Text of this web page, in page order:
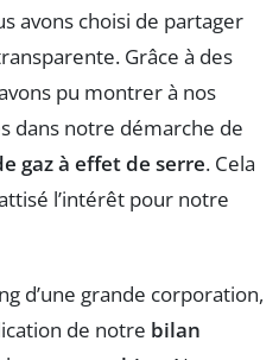
avons choisi de partager
Grâce à des
pu montrer à nos
dans notre démarche de
gaz à effet de serre. Cela
l’intérêt pour notre
d’une grande corporation,
de notre bilan